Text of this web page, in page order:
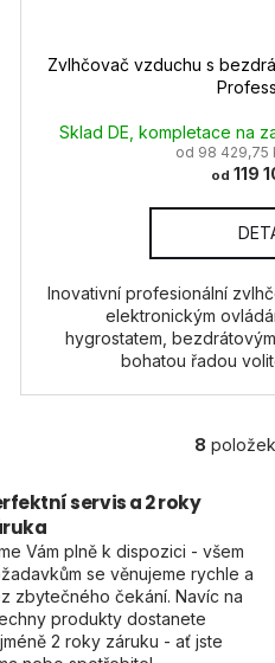
Zvlhčovač vzduchu s
Sklad DE, kompletace na
od 98 429,75
od 119
Inovativní profesionální
elektronickým
hygrostatem,
bohatou řadou
8
servis a 2 roky
Vám plně k dispozici - všem
se věnujeme rychle a
zbytečného čekání. Navíc na
produkty dostanete
2 roky záruku - ať jste